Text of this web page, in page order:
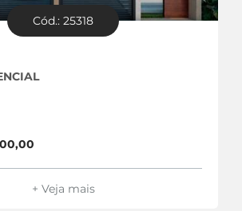
Cód.: 25318
+ Veja mais